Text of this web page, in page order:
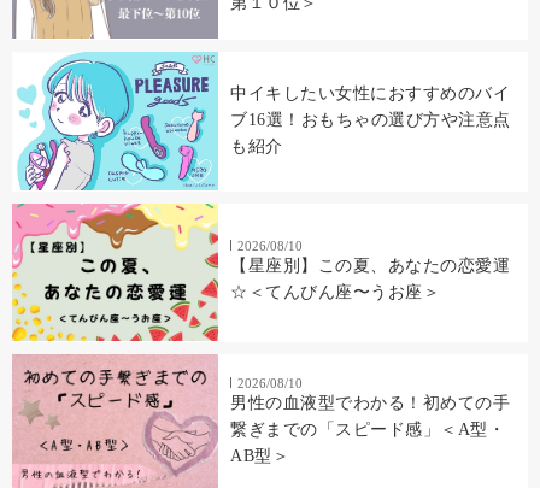
中イキしたい女性におすすめのバイ
ブ16選！おもちゃの選び方や注意点
も紹介
2026/08/10
【星座別】この夏、あなたの恋愛運
☆＜てんびん座〜うお座＞
2026/08/10
男性の血液型でわかる！初めての手
繋ぎまでの「スピード感」＜A型・
AB型＞